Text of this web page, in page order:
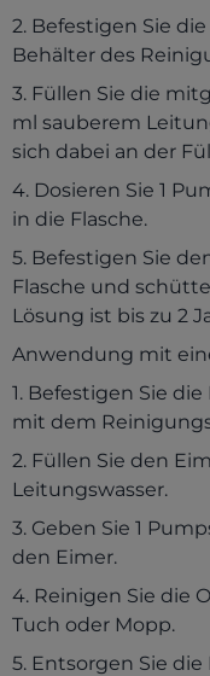
2. Befestigen Sie
Behälter des
3. Füllen Sie die
ml sauberem
sich dabei an der
4. Dosieren Sie 1
in die Flasche.
5. Befestigen Sie
Flasche und
Lösung ist bis zu 2
Anwendung mit
1. Befestigen Sie
mit dem
2. Füllen Sie den
Leitungswasser.
3. Geben Sie 1
den Eimer.
4. Reinigen Sie die
Tuch oder Mopp.
5. Entsorgen Sie